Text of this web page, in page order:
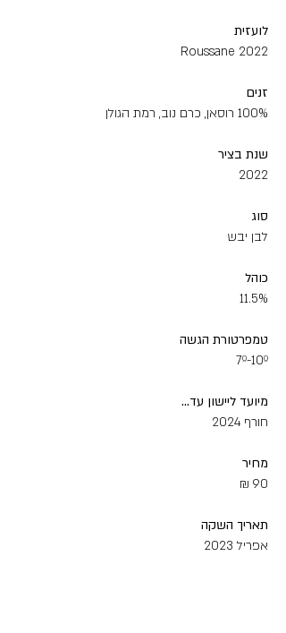
לועזית
Roussane 2022
זנים
100% רוסאן, כרם נוב, רמת הגולן
שנת‭ ‬בציר
2022
סוג
לבן יבש
כוהל
11.5%
טמפרטורת‭ ‬הגשה
7º-10º
מיועד‭ ‬ליישון‭ ‬עד‭...‬
חורף 2024
מחיר‭ ‬
90 ₪
תאריך‭ ‬השקה
אפריל 2023